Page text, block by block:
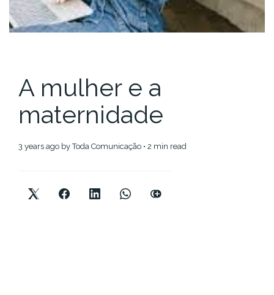
A mulher e a
maternidade
3 years ago byToda Comunicação • 2 min read